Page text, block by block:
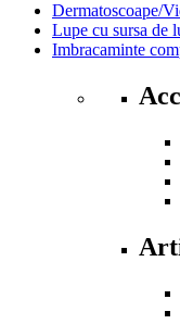
Dermatoscoape/
Lupe cu sursa de
Imbracaminte